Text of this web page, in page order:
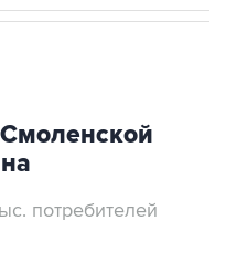
потребителей
- Власти